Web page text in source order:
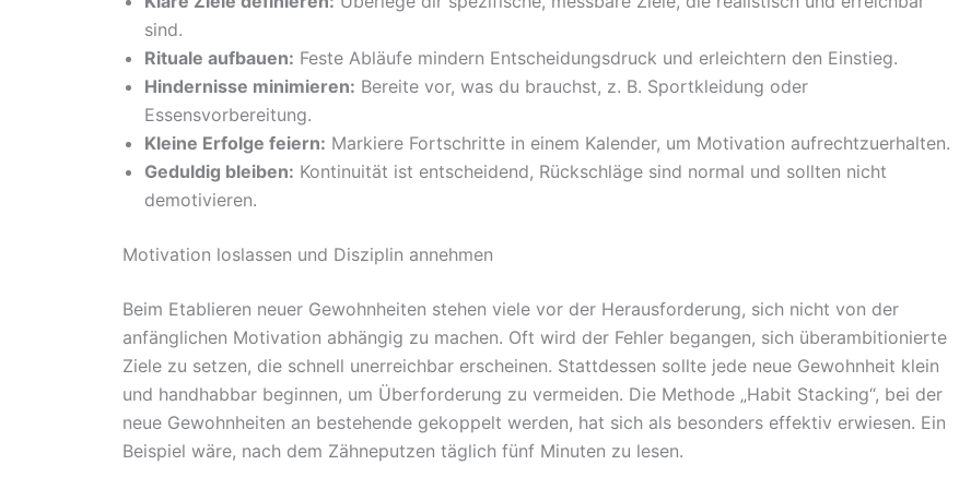
sind.
Rituale aufbauen: Feste Abläufe mindern Entscheidungsdruck und erleichtern den Einstieg.
Hindernisse minimieren: Bereite vor, was du brauchst, z. B. Sportkleidung oder
Essensvorbereitung.
Kleine Erfolge feiern: Markiere Fortschritte in einem Kalender, um Motivation aufrechtzuerhalten.
Geduldig bleiben: Kontinuität ist entscheidend, Rückschläge sind normal und sollten nicht
demotivieren.
Motivation loslassen und Disziplin annehmen
Beim Etablieren neuer Gewohnheiten stehen viele vor der Herausforderung, sich nicht von der
anfänglichen Motivation abhängig zu machen. Oft wird der Fehler begangen, sich überambitionierte
Ziele zu setzen, die schnell unerreichbar erscheinen. Stattdessen sollte jede neue Gewohnheit klein
und handhabbar beginnen, um Überforderung zu vermeiden. Die Methode „Habit Stacking“, bei der
neue Gewohnheiten an bestehende gekoppelt werden, hat sich als besonders effektiv erwiesen. Ein
Beispiel wäre, nach dem Zähneputzen täglich fünf Minuten zu lesen.